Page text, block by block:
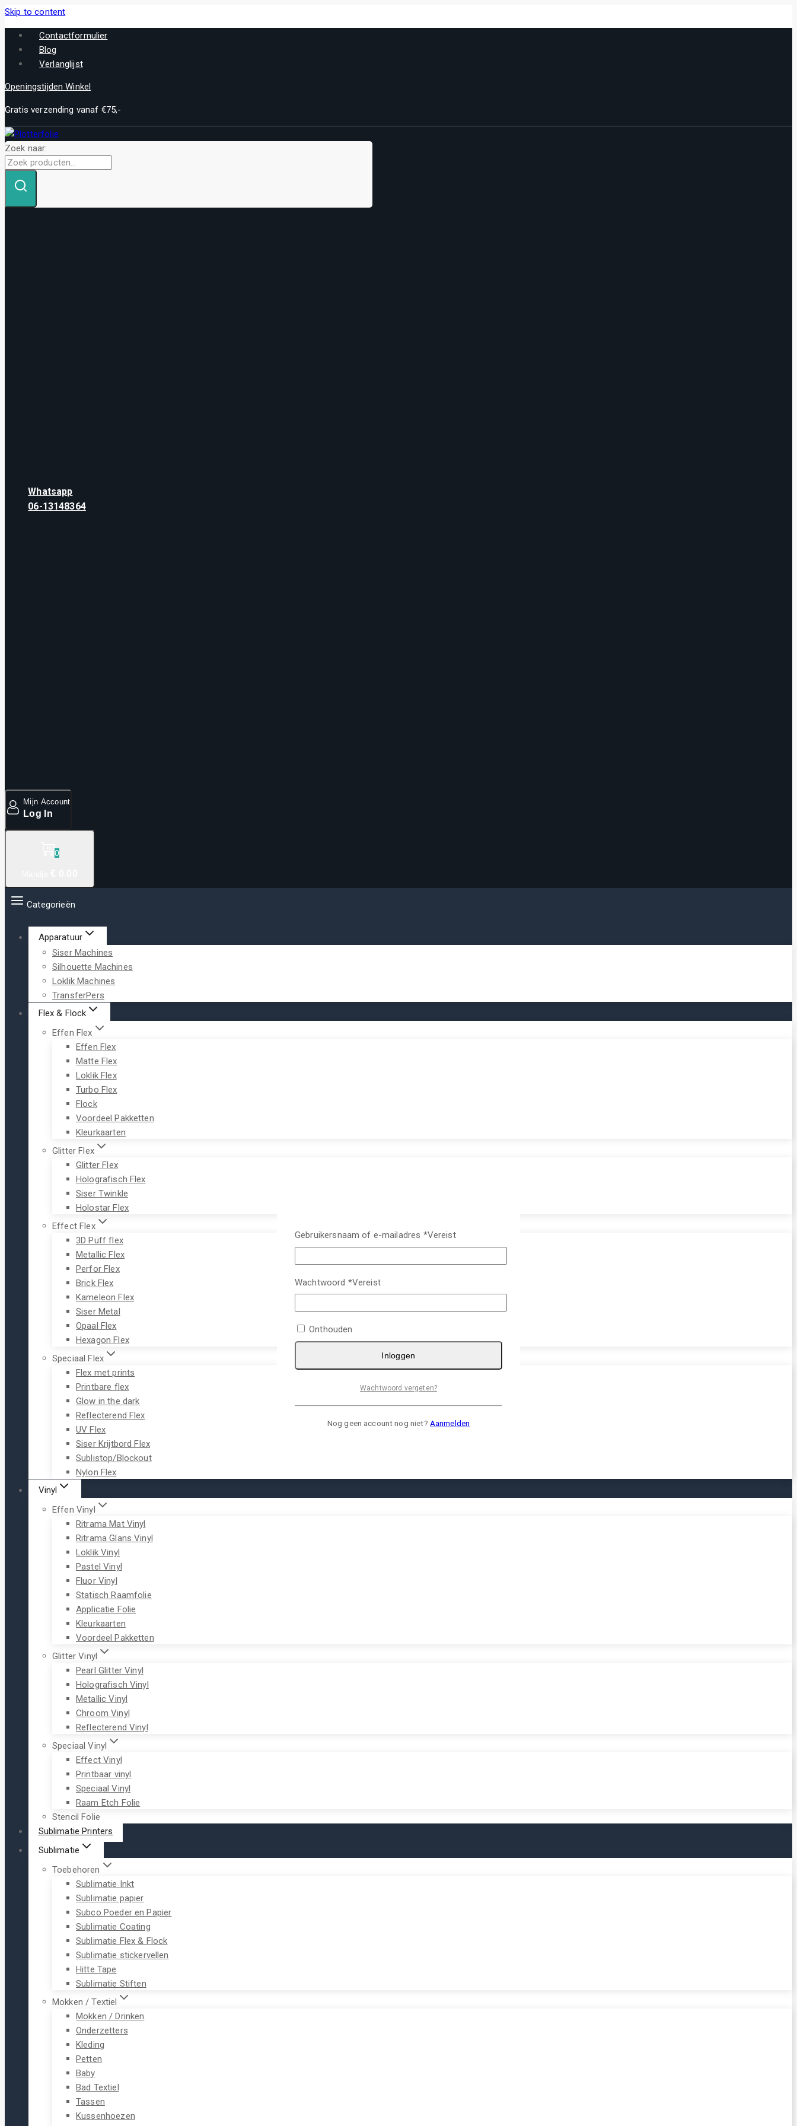
Skip to content
Contactformulier
Blog
Verlanglijst
Openingstijden Winkel
Gratis verzending vanaf €75,-
Zoek naar:
Whatsapp
06-13148364
Mijn Account
Log In
0
Categorieën
Apparatuur
Siser Machines
Silhouette Machines
Loklik Machines
TransferPers
Flex & Flock
Effen Flex
Effen Flex
Matte Flex
Loklik Flex
Turbo Flex
Flock
Voordeel Pakketten
Kleurkaarten
Glitter Flex
Glitter Flex
Holografisch Flex
Siser Twinkle
Holostar Flex
Effect Flex
3D Puff flex
Metallic Flex
Perfor Flex
Brick Flex
Kameleon Flex
Siser Metal
Opaal Flex
Hexagon Flex
Speciaal Flex
Flex met prints
Printbare flex
Glow in the dark
Reflecterend Flex
UV Flex
Siser Krijtbord Flex
Sublistop/Blockout
Nylon Flex
Vinyl
Effen Vinyl
Ritrama Mat Vinyl
Ritrama Glans Vinyl
Loklik Vinyl
Pastel Vinyl
Fluor Vinyl
Statisch Raamfolie
Applicatie Folie
Kleurkaarten
Voordeel Pakketten
Glitter Vinyl
Pearl Glitter Vinyl
Holografisch Vinyl
Metallic Vinyl
Chroom Vinyl
Reflecterend Vinyl
Speciaal Vinyl
Effect Vinyl
Printbaar vinyl
Speciaal Vinyl
Raam Etch Folie
Stencil Folie
Sublimatie Printers
Sublimatie
Toebehoren
Sublimatie Inkt
Sublimatie papier
Subco Poeder en Papier
Sublimatie Coating
Sublimatie Flex & Flock
Sublimatie stickervellen
Hitte Tape
Sublimatie Stiften
Mokken / Textiel
Mokken / Drinken
Onderzetters
Kleding
Petten
Baby
Bad Textiel
Tassen
Kussenhoezen
Gebruikersnaam of e-mailadres *Vereist
Wachtwoord *Vereist
Onthouden
Inloggen
Wachtwoord vergeten?
Nog geen account nog niet? Aanmelden